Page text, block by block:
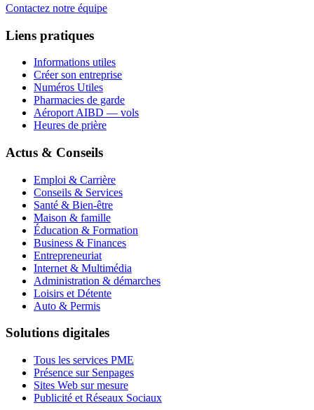
Contactez notre équipe
Liens pratiques
Informations utiles
Créer son entreprise
Numéros Utiles
Pharmacies de garde
Aéroport AIBD — vols
Heures de prière
Actus & Conseils
Emploi & Carrière
Conseils & Services
Santé & Bien-être
Maison & famille
Éducation & Formation
Business & Finances
Entrepreneuriat
Internet & Multimédia
Administration & démarches
Loisirs et Détente
Auto & Permis
Solutions digitales
Tous les services PME
Présence sur Senpages
Sites Web sur mesure
Publicité et Réseaux Sociaux